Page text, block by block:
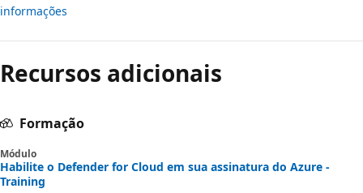
informações
Recursos adicionais
Formação
Módulo
Habilite o Defender for Cloud em sua assinatura do Azure -
Training